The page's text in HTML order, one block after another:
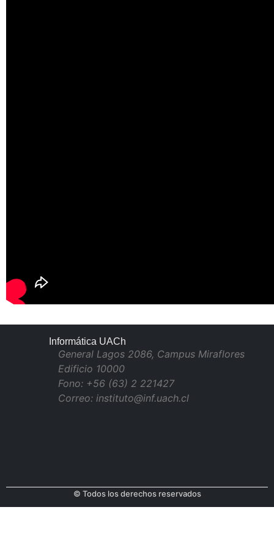
Informática UACh
General Lagos 2086, Campus Miraflores
Edificio 10000
Fono: +56 (63) 2 221427
Correo: instituto@inf.uach.cl
© Todos los derechos reservados